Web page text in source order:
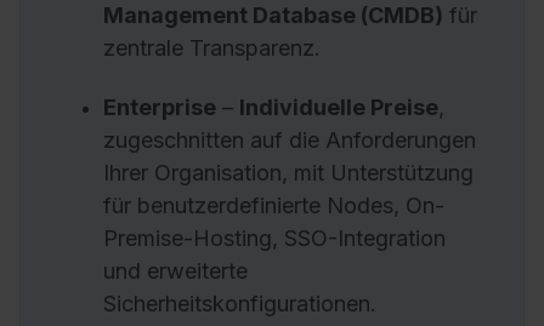
Management Database (CMDB) für
zentrale Transparenz.
Enterprise – Individuelle Preise,
zugeschnitten auf die Anforderungen
Ihrer Organisation, mit Unterstützung
für benutzerdefinierte Nodes, On-
Premise-Hosting, SSO-Integration
und erweiterte
Sicherheitskonfigurationen.